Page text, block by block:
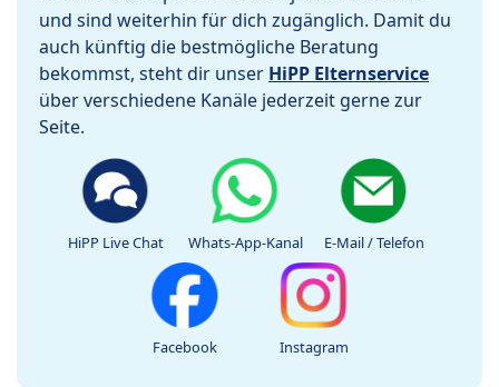
und sind weiterhin für dich zugänglich. Damit du
auch künftig die bestmögliche Beratung
bekommst, steht dir unser HiPP Elternservice
über verschiedene Kanäle jederzeit gerne zur
Seite.
HiPP Live Chat Whats-App-Kanal E-Mail / Telefon
Facebook Instagram